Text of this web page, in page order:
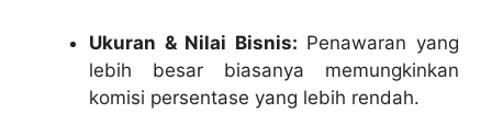
Ukuran & Nilai Bisnis: Penawaran yang
lebih besar biasanya memungkinkan
komisi persentase yang lebih rendah.